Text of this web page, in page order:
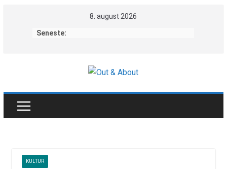
8. august 2026
Seneste:
KULTUR